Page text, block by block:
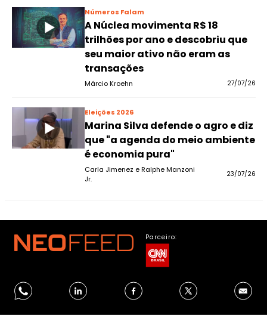
Números Falam
A Núclea movimenta R$ 18
trilhões por ano e descobriu que
seu maior ativo não eram as
transações
Márcio Kroehn 27/07/26
Eleições 2026
Marina Silva defende o agro e diz
que "a agenda do meio ambiente
é economia pura"
Carla Jimenez e Ralphe Manzoni
Jr.
23/07/26
Parceiro: